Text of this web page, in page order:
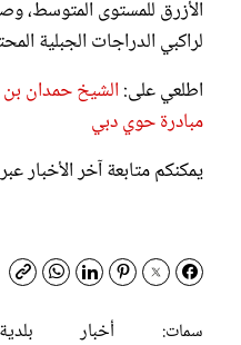
الأزرق للمستوى المتوسط،
لراكبي الدراجات الجبلية
اطلعي على: الشيخ حمدان
مبادرة حوي دبي
يمكنكم متابعة آخر
سمات:
أخبار